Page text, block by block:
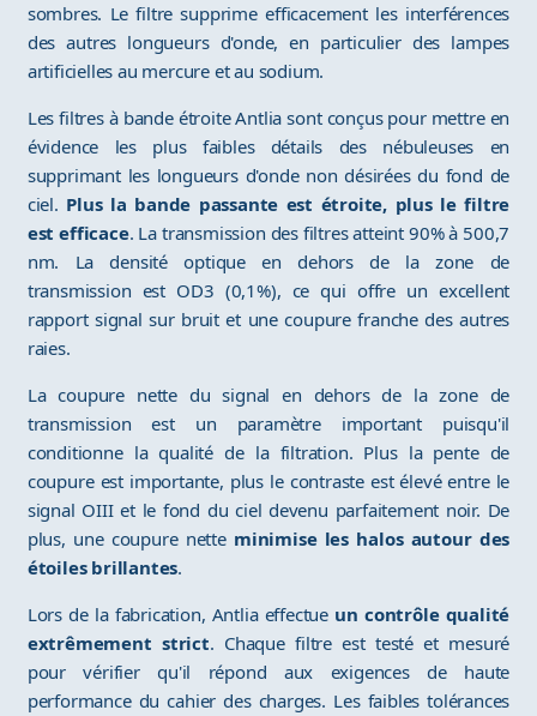
sombres. Le filtre supprime efficacement les interférences
des autres longueurs d'onde, en particulier des lampes
artificielles au mercure et au sodium.
Les filtres à bande étroite Antlia sont conçus pour mettre en
évidence les plus faibles détails des nébuleuses en
supprimant les longueurs d'onde non désirées du fond de
ciel. Plus la bande passante est étroite, plus le filtre
est efficace. La transmission des filtres atteint 90% à 500,7
nm. La densité optique en dehors de la zone de
transmission est OD3 (0,1%), ce qui offre un excellent
rapport signal sur bruit et une coupure franche des autres
raies.
La coupure nette du signal en dehors de la zone de
transmission est un paramètre important puisqu'il
conditionne la qualité de la filtration. Plus la pente de
coupure est importante, plus le contraste est élevé entre le
signal OIII et le fond du ciel devenu parfaitement noir. De
plus, une coupure nette minimise les halos autour des
étoiles brillantes.
Lors de la fabrication, Antlia effectue un contrôle qualité
extrêmement strict. Chaque filtre est testé et mesuré
pour vérifier qu'il répond aux exigences de haute
performance du cahier des charges. Les faibles tolérances